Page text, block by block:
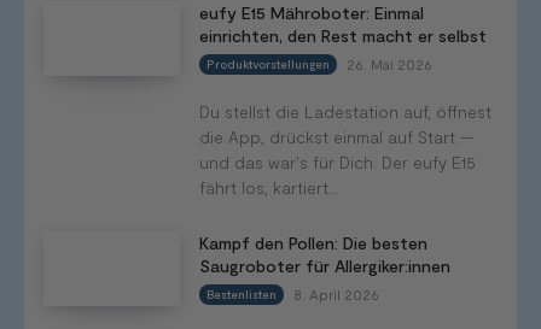
eufy E15 Mähroboter: Einmal
einrichten, den Rest macht er selbst
Produktvorstellungen 26. Mai 2026
Du stellst die Ladestation auf, öffnest
die App, drückst einmal auf Start —
und das war's für Dich. Der eufy E15
fährt los, kartiert...
Kampf den Pollen: Die besten
Saugroboter für Allergiker:innen
Bestenlisten 8. April 2026